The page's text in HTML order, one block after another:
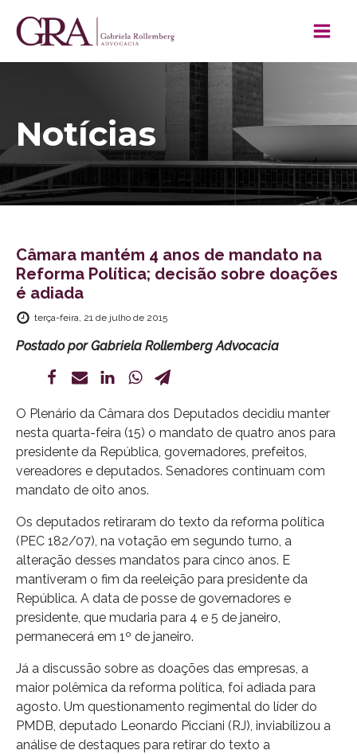
Notícias
Câmara mantém 4 anos de mandato na
Reforma Política; decisão sobre doações
é adiada
terça-feira, 21 de julho de 2015
Postado porGabriela Rollemberg Advocacia
O Plenário da Câmara dos Deputados decidiu manter
nesta quarta-feira (15) o mandato de quatro anos para
presidente da República, governadores, prefeitos,
vereadores e deputados. Senadores continuam com
mandato de oito anos.
Os deputados retiraram do texto da reforma política
(PEC 182/07), na votação em segundo turno, a
alteração desses mandatos para cinco anos. E
mantiveram o fim da reeleição para presidente da
República. A data de posse de governadores e
presidente, que mudaria para 4 e 5 de janeiro,
permanecerá em 1º de janeiro.
Já a discussão sobre as doações das empresas, a
maior polêmica da reforma política, foi adiada para
agosto. Um questionamento regimental do líder do
PMDB, deputado Leonardo Picciani (RJ), inviabilizou a
análise de destaques para retirar do texto a